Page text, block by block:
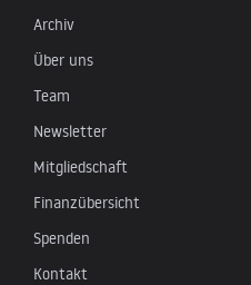
Archiv
Über uns
Team
Newsletter
Mitgliedschaft
Finanzübersicht
Spenden
Kontakt